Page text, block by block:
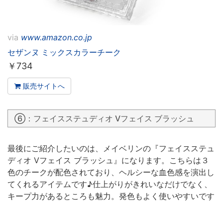
via www.amazon.co.jp
セザンヌ ミックスカラーチーク
￥734
販売サイトへ
⑥：フェイスステュディオ Vフェイス ブラッシュ
最後にご紹介したいのは、メイベリンの『フェイスステュ
ディオ Vフェイス ブラッシュ』になります。こちらは３
色のチークが配色されており、ヘルシーな血色感を演出し
てくれるアイテムです♪仕上がりがきれいなだけでなく、
キープ力があるところも魅力。発色もよく使いやすいです